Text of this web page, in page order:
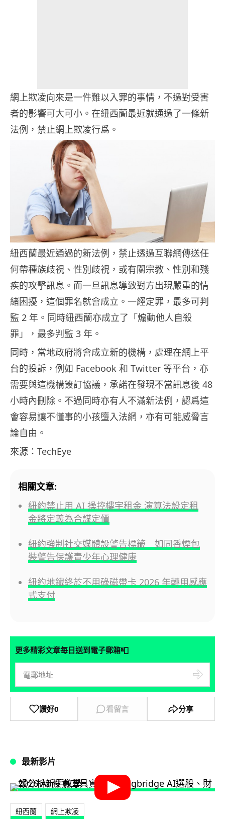
網上欺凌向來是一件難以入罪的事情，不過對受害
者的影響可大可小。在紐西蘭最近就通過了一條新
法例，禁止網上欺凌行爲。
紐西蘭最近通過的新法例，禁止透過互聯網傳送任
何帶種族歧視、性別歧視，或有關宗教、性別和殘
疾的攻擊訊息。而一旦訊息導致對方出現嚴重的情
緒困擾，這個罪名就會成立。一經定罪，最多可判
監 2 年。同時紐西蘭亦成立了「煽動他人自殺
罪」，最多判監 3 年。
同時，當地政府將會成立新的機構，處理在網上平
台的投訴，例如 Facebook 和 Twitter 等平台，亦
需要與這機構簽訂協議，承諾在發現不當訊息後 48
小時內刪除。不過同時亦有人不滿新法例，認爲這
會容易讓不懂事的小孩墮入法網，亦有可能威脅言
論自由。
來源：TechEye
相關文章:
紐約禁止用 AI 操控樓宇租金 演算法設定租
金將定義為合謀定價
紐約強制社交媒體設警告標籤 如同香煙包
裝警告保護青少年心理健康
紐約地鐵終於不用碌磁帶卡 2026 年轉用感應
式支付
更多精彩文章每日送到電子郵箱📮
讚好0 看留言 分享
最新影片
紐西蘭 網上欺凌